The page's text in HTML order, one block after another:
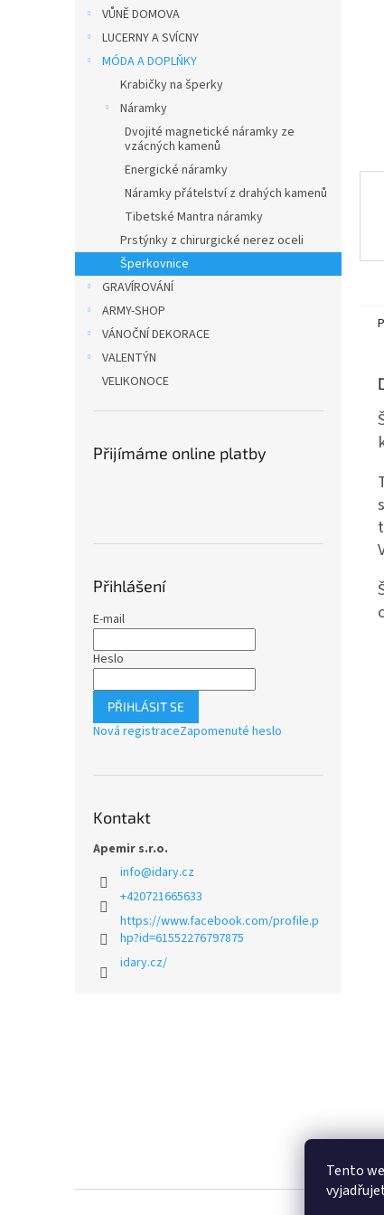
Tento
VŮNĚ DOMOVA
LUCERNY A SVÍCNY
MÓDA A DOPLŇKY
Krabičky na šperky
Náramky
Dvojité magnetické náramky ze
vzácných kamenů
Energické náramky
Náramky přátelství z drahých kamenů
Tibetské Mantra náramky
Prstýnky z chirurgické nerez oceli
Šperkovnice
GRAVÍROVÁNÍ
ARMY-SHOP
VÁNOČNÍ DEKORACE
VALENTÝN
VELIKONOCE
Přijímáme online platby
Přihlášení
E-mail
Heslo
PŘIHLÁSIT SE
Nová registraceZapomenuté heslo
Kontakt
Apemir s.r.o.
info@idary.cz
+420721665633
https://www.facebook.com/profile.p
hp?id=61552276797875
idary.cz/